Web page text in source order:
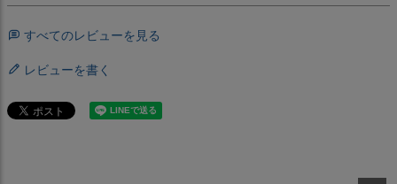
すべてのレビューを見る
レビューを書く